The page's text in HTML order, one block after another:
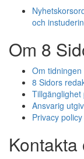
och
Om 8
Om
8 Sidors
Tillgänglighet
Ansvarig
Privacy
Kontakta